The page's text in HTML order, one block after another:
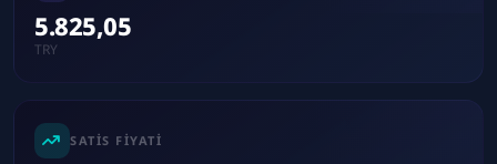
5.825,05
TRY
SATIS FIYATI